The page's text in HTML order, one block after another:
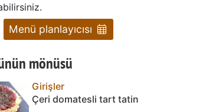
Menü planlayıcısı
mönüsü
Girişler
Çeri domatesli tart tatin